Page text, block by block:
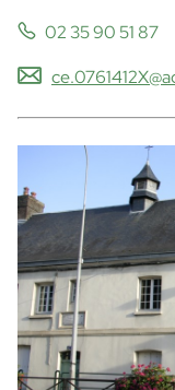
02 35 90 51 87